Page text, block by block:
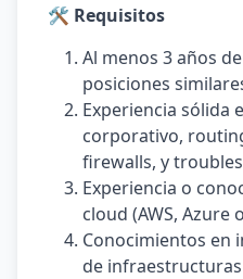
🛠️ Requisitos
Al menos 3 años
posiciones
Experiencia sólida
corporativo,
firewalls, y
Experiencia o
cloud (AWS, Azure
Conocimientos en
de